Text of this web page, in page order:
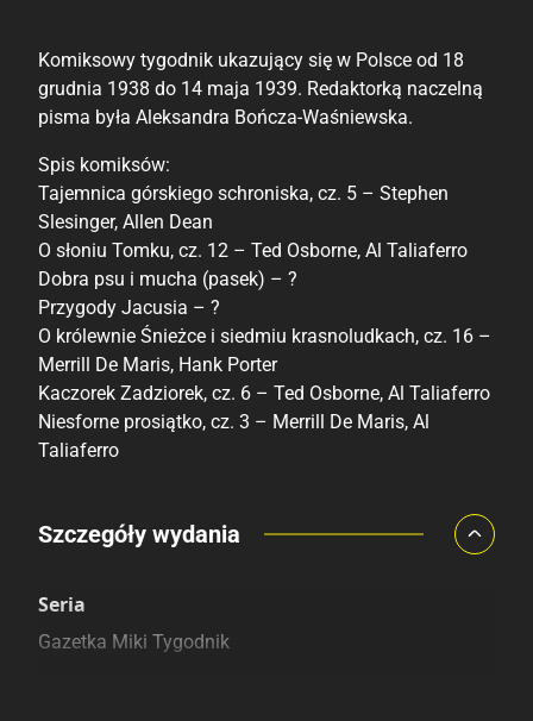
Komiksowy tygodnik ukazujący się w Polsce od 18
grudnia 1938 do 14 maja 1939. Redaktorką naczelną
pisma była Aleksandra Bończa-Waśniewska.
Spis komiksów:
Tajemnica górskiego schroniska, cz. 5 – Stephen
Slesinger, Allen Dean
O słoniu Tomku, cz. 12 – Ted Osborne, Al Taliaferro
Dobra psu i mucha (pasek) – ?
Przygody Jacusia – ?
O królewnie Śnieżce i siedmiu krasnoludkach, cz. 16 –
Merrill De Maris, Hank Porter
Kaczorek Zadziorek, cz. 6 – Ted Osborne, Al Taliaferro
Niesforne prosiątko, cz. 3 – Merrill De Maris, Al
Taliaferro
Porównaj ceny
Szczegóły wydania
Seria
Gazetka Miki Tygodnik